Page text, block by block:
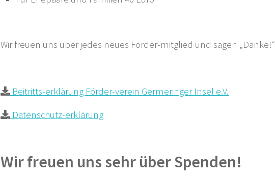
Wir freuen uns über jedes neues Förder-mitglied und sagen „Danke!“
Beitritts-erklärung Förder-verein Germeringer Insel e.V.
Datenschutz-erklärung
Wir freuen uns sehr über Spenden!